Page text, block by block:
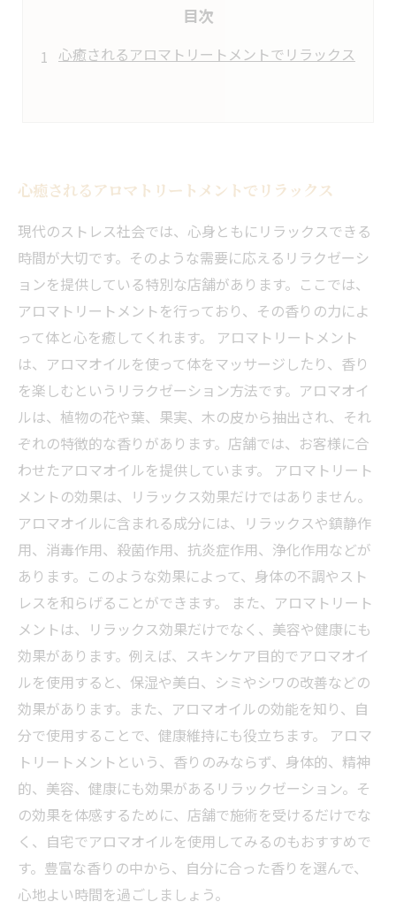
目次
心癒されるアロマトリートメントでリラックス
心癒されるアロマトリートメントでリラックス
現代のストレス社会では、心身ともにリラックスできる
時間が大切です。そのような需要に応えるリラクゼーシ
ョンを提供している特別な店舗があります。ここでは、
アロマトリートメントを行っており、その香りの力によ
って体と心を癒してくれます。 アロマトリートメント
は、アロマオイルを使って体をマッサージしたり、香り
を楽しむというリラクゼーション方法です。アロマオイ
ルは、植物の花や葉、果実、木の皮から抽出され、それ
ぞれの特徴的な香りがあります。店舗では、お客様に合
わせたアロマオイルを提供しています。 アロマトリート
メントの効果は、リラックス効果だけではありません。
アロマオイルに含まれる成分には、リラックスや鎮静作
用、消毒作用、殺菌作用、抗炎症作用、浄化作用などが
あります。このような効果によって、身体の不調やスト
レスを和らげることができます。 また、アロマトリート
メントは、リラックス効果だけでなく、美容や健康にも
効果があります。例えば、スキンケア目的でアロマオイ
ルを使用すると、保湿や美白、シミやシワの改善などの
効果があります。また、アロマオイルの効能を知り、自
分で使用することで、健康維持にも役立ちます。 アロマ
トリートメントという、香りのみならず、身体的、精神
的、美容、健康にも効果があるリラックゼーション。そ
の効果を体感するために、店舗で施術を受けるだけでな
く、自宅でアロマオイルを使用してみるのもおすすめで
す。豊富な香りの中から、自分に合った香りを選んで、
心地よい時間を過ごしましょう。